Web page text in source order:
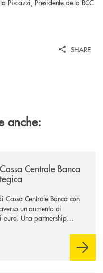
Piscazzi, Presidente della BCC
SHARE
anche:
Centrale Banca
Cassa Centrale Banca con
un aumento di
Una partnership
per ampliare l’offerta e